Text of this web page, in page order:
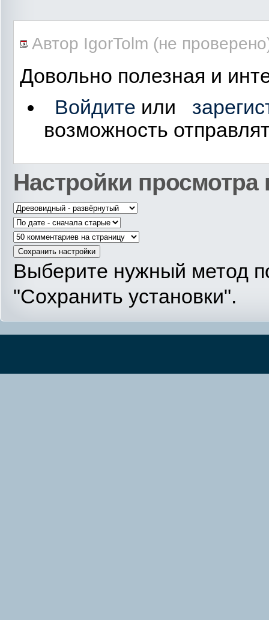
Автор IgorTolm (не
Довольно полезная и
Войдите или
возможность
Настройки просмотра
Выберите нужный метод
"Сохранить установки".